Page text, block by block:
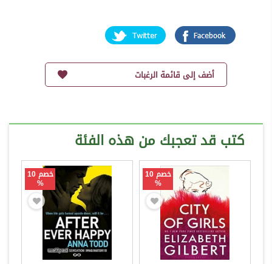
أضف إلى قائمة الرغبات
كتب قد تعجبك من هذه الفئة
خصم 10
%
خصم 10
%